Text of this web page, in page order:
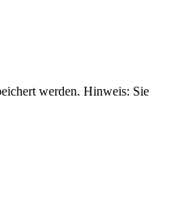
werden. Hinweis: Sie